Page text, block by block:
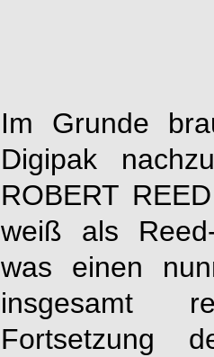
Im Grunde
Digipak
ROBERT REED
weiß als
was einen
insgesamt
Fortsetzung